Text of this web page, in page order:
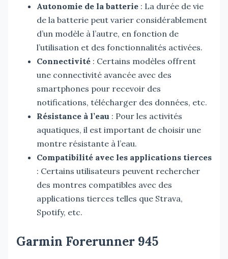
Autonomie de la batterie : La durée de vie
de la batterie peut varier considérablement
d’un modèle à l’autre, en fonction de
l’utilisation et des fonctionnalités activées.
Connectivité : Certains modèles offrent
une connectivité avancée avec des
smartphones pour recevoir des
notifications, télécharger des données, etc.
Résistance à l’eau : Pour les activités
aquatiques, il est important de choisir une
montre résistante à l’eau.
Compatibilité avec les applications tierces
: Certains utilisateurs peuvent rechercher
des montres compatibles avec des
applications tierces telles que Strava,
Spotify, etc.
Garmin Forerunner 945